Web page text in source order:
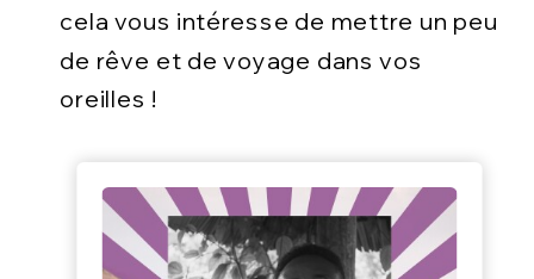
cela vous intéresse de mettre un peu
de rêve et de voyage dans vos
oreilles !